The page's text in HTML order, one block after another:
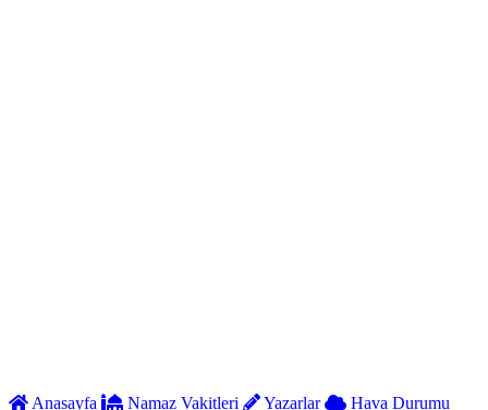
Anasayfa Namaz Vakitleri Yazarlar Hava Durumu